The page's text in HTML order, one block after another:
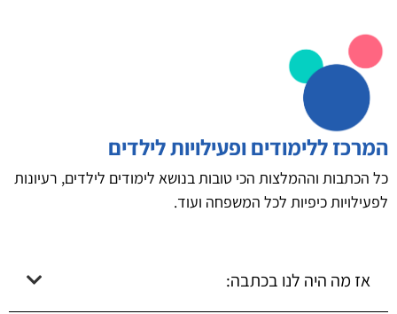
המרכז ללימודים ופעילויות לילדים
כל הכתבות וההמלצות הכי טובות בנושא לימודים לילדים, רעיונות
לפעילויות כיפיות לכל המשפחה ועוד.
אז מה היה לנו בכתבה: